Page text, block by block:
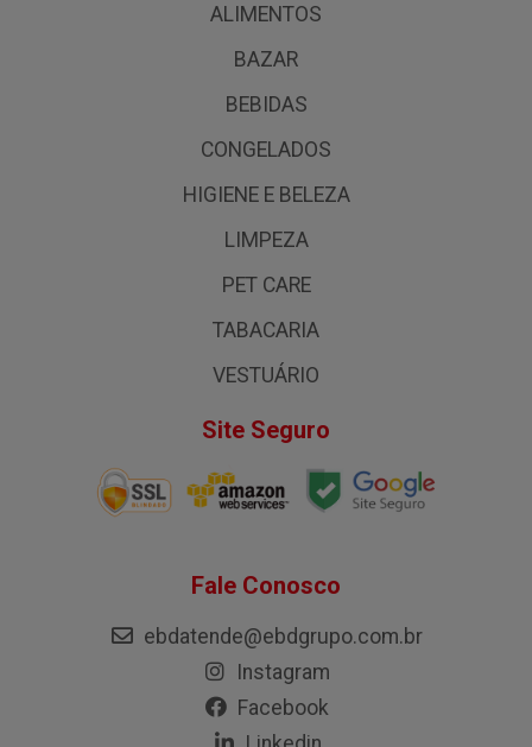
ALIMENTOS
BAZAR
BEBIDAS
CONGELADOS
HIGIENE E BELEZA
LIMPEZA
PET CARE
TABACARIA
VESTUÁRIO
Site Seguro
Fale Conosco
ebdatende@ebdgrupo.com.br
Instagram
Facebook